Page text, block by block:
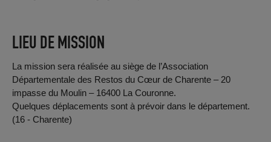
LIEU DE MISSION
La mission sera réalisée au siège de l’Association
Départementale des Restos du Cœur de Charente – 20
impasse du Moulin – 16400 La Couronne.
Quelques déplacements sont à prévoir dans le département.
(16 - Charente)